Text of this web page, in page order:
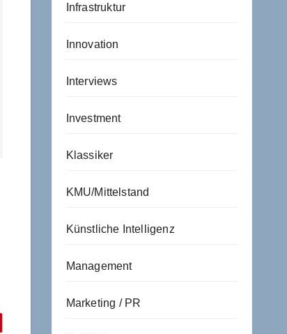
Infrastruktur
Innovation
Interviews
Investment
Klassiker
KMU/Mittelstand
Künstliche Intelligenz
Management
Marketing / PR